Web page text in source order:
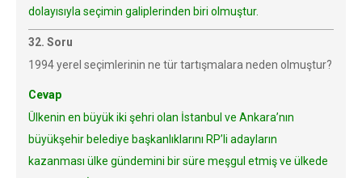
dolayısıyla seçimin galiplerinden biri olmuştur.
32. Soru
1994 yerel seçimlerinin ne tür tartışmalara neden olmuştur?
Cevap
Ülkenin en büyük iki şehri olan İstanbul ve Ankara’nın
büyükşehir belediye başkanlıklarını RP’li adayların
kazanması ülke gündemini bir süre meşgul etmiş ve ülkede